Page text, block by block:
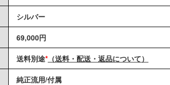
シルバー
69,000円
送料別途* （送料・配送・返品について）
純正流用/付属